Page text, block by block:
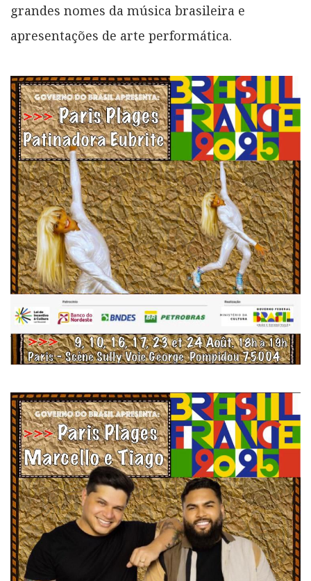
grandes nomes da música brasileira e
apresentações de arte performática.